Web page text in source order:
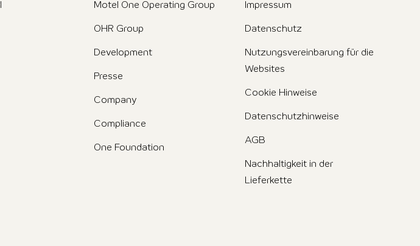
Motel One Operating Group
OHR Group
Development
Presse
Company
Compliance
One Foundation
Impressum
Datenschutz
Nutzungsvereinbarung für die
Websites
Cookie Hinweise
Datenschutzhinweise
AGB
Nachhaltigkeit in der
Lieferkette